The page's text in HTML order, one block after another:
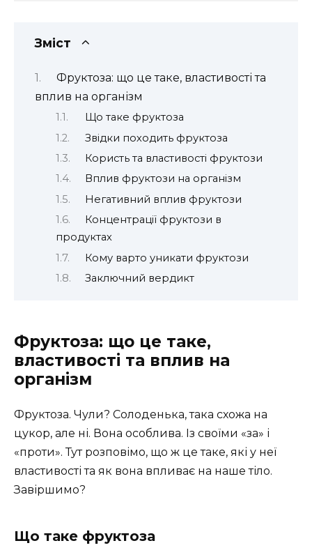
Зміст
Фруктоза: що це таке, властивості та
вплив на організм
Що таке фруктоза
Звідки походить фруктоза
Користь та властивості фруктози
Вплив фруктози на організм
Негативний вплив фруктози
Концентрації фруктози в
продуктах
Кому варто уникати фруктози
Заключний вердикт
Фруктоза: що це таке,
властивості та вплив на
організм
Фруктоза. Чули? Солоденька, така схожа на
цукор, але ні. Вона особлива. Із своїми «за» і
«проти». Тут розповімо, що ж це таке, які у неї
властивості та як вона впливає на наше тіло.
Завіршимо?
Що таке фруктоза